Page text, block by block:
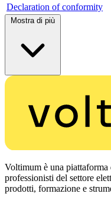
Declaration of conformity
Mostra di più
Voltimum è una
professionisti del settore
prodotti, formazione e